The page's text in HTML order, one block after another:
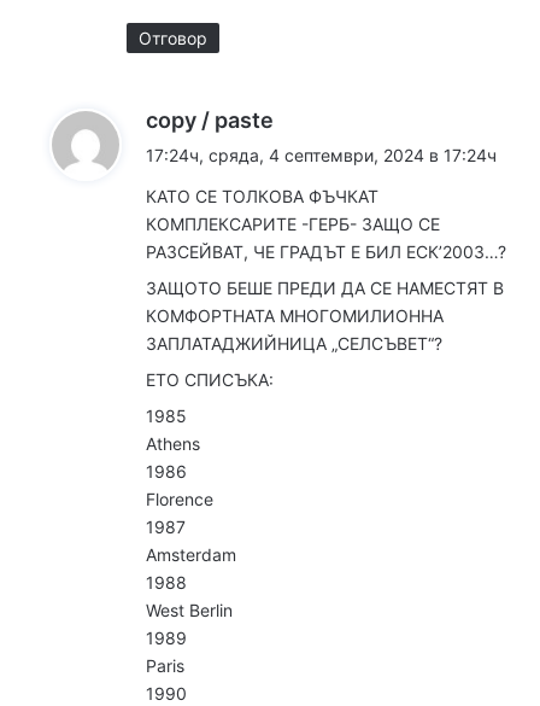
Отговор
copy / paste
а
а
:
17:24ч, сряда, 4 септември, 2024 в 17:24ч
КАТО СЕ ТОЛКОВА ФЪЧКАТ
КОМПЛЕКСАРИТЕ -ГЕРБ- ЗАЩО СЕ
РАЗСЕЙВАТ, ЧЕ ГРАДЪТ Е БИЛ ЕСК’2003…?
ЗАЩОТО БЕШЕ ПРЕДИ ДА СЕ НАМЕСТЯТ В
КОМФОРТНАТА МНОГОМИЛИОННА
ЗАПЛАТАДЖИЙНИЦА „СЕЛСЪВЕТ“?
ЕТО СПИСЪКА:
1985
Athens
1986
Florence
1987
Amsterdam
1988
West Berlin
1989
Paris
1990